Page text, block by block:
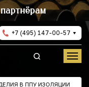
+7 (495) 147-00-57
В ППУ ИЗОЛЯЦИИ